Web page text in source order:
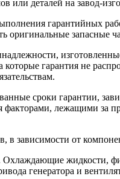
или деталей на завод-
гарантийных
оригинальные запасные
гарантия не
сроки гарантии,
лежащими за
зависимости от
жидкости,
генератора и